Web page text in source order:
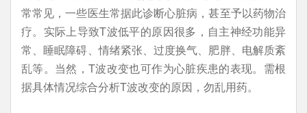
常常见，一些医生常据此诊断心脏病，甚至予以药物治
疗。实际上导致T波低平的原因很多，自主神经功能异
常、睡眠障碍、情绪紧张、过度换气、肥胖、电解质紊
乱等。当然，T波改变也可作为心脏疾患的表现。需根
据具体情况综合分析T波改变的原因，勿乱用药。